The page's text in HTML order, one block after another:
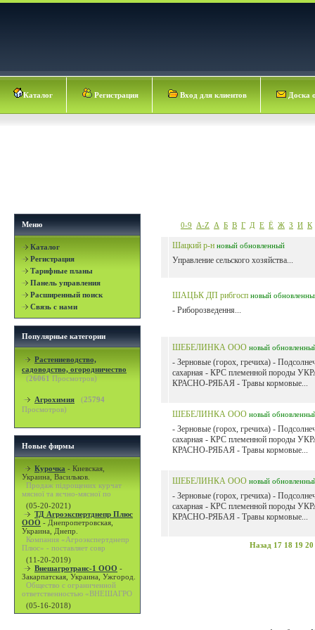
Каталог Регистрация Вход для клиентов Доска
Меню
Каталог
Регистрация
Тарифные планы
Панель управления
Расширенный поиск
Связь с нами
Популярные категории
Растениеводство,
садоводство, огородничество
(26061 Просмотров)
Агрохимия (25794
Просмотров)
Новые фирмы
Курочка - Киевская,
Украина, Васильков.
Продаж підрощених курчат
мясної та яєчно-мясної по
(05-20-2021)
ТД Агроэкспертднепр Плюс
ООО - Днепропетровская,
Украина, Днепр.
Компания «Агроэкспертднепр
Плюс» - поставляет совр
(11-20-2019)
Внешагротранс-1 ООО -
Закарпатская, Украина, Ужгород.
Общество с ограниченной
ответственностью «ВНЕШАГРО
(05-16-2018)
0-9 A-Z А Б В Г Д Е Ё Ж З И К
Шацкий р-н новый обновленный
Управление сельского хозяйства...
ШАЦЬК ДП рибгосп новый
- Риборозведення...
ШЕБЕЛИНКА ООО новый
- Зерновые (горох, гречиха) -
сахарная - КРС племенной породы
КРАСНО-РЯБАЯ - Травы кормовые...
ШЕБЕЛИНКА ООО новый
- Зерновые (горох, гречиха) -
сахарная - КРС племенной породы
КРАСНО-РЯБАЯ - Травы кормовые...
ШЕБЕЛИНКА ООО новый
- Зерновые (горох, гречиха) -
сахарная - КРС племенной породы
КРАСНО-РЯБАЯ - Травы кормовые...
Назад 17 18 19 20